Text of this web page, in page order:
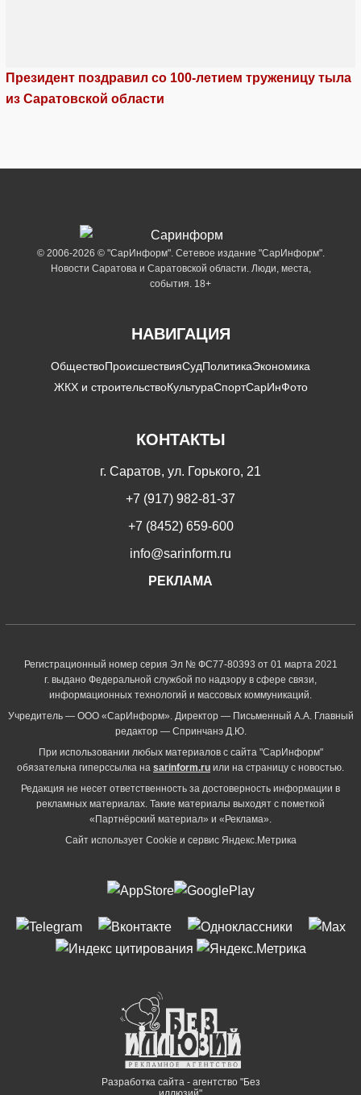
Президент поздравил со 100-летием труженицу тыла
из Саратовской области
© 2006-2026 © "СарИнформ". Сетевое издание "СарИнформ".
Новости Саратова и Саратовской области. Люди, места,
события. 18+
НАВИГАЦИЯ
ОбществоПроисшествияСудПолитикаЭкономика
ЖКХ и строительствоКультураСпортСарИнФото
КОНТАКТЫ
г. Саратов, ул. Горького, 21
+7 (917) 982-81-37
+7 (8452) 659-600
info@sarinform.ru
РЕКЛАМА
Регистрационный номер серия Эл № ФС77-80393 от 01 марта 2021
г. выдано Федеральной службой по надзору в сфере связи,
информационных технологий и массовых коммуникаций.
Учредитель — ООО «СарИнформ». Директор — Письменный А.А. Главный
редактор — Спринчанэ Д.Ю.
При использовании любых материалов с сайта "СарИнформ"
обязательна гиперссылка на sarinform.ru или на страницу с новостью.
Редакция не несет ответственность за достоверность информации в
рекламных материалах. Такие материалы выходят с пометкой
«Партнёрский материал» и «Реклама».
Сайт использует Cookie и сервиc Яндекс.Метрика
Разработка сайта - агентство "Без